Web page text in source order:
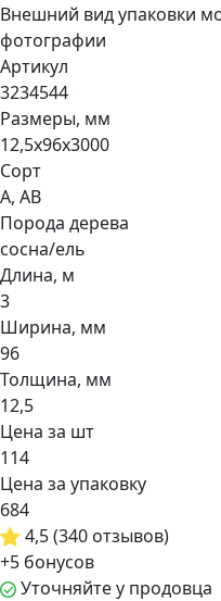
Внешний вид упаковки
фотографии
Артикул
3234544
Размеры, мм
12,5х96х3000
Сорт
А, АВ
Порода дерева
сосна/ель
Длина, м
3
Ширина, мм
96
Толщина, мм
12,5
Цена за шт
114
Цена за упаковку
684
4,5(340 отзывов)
+5 бонусов
Уточняйте у продовца